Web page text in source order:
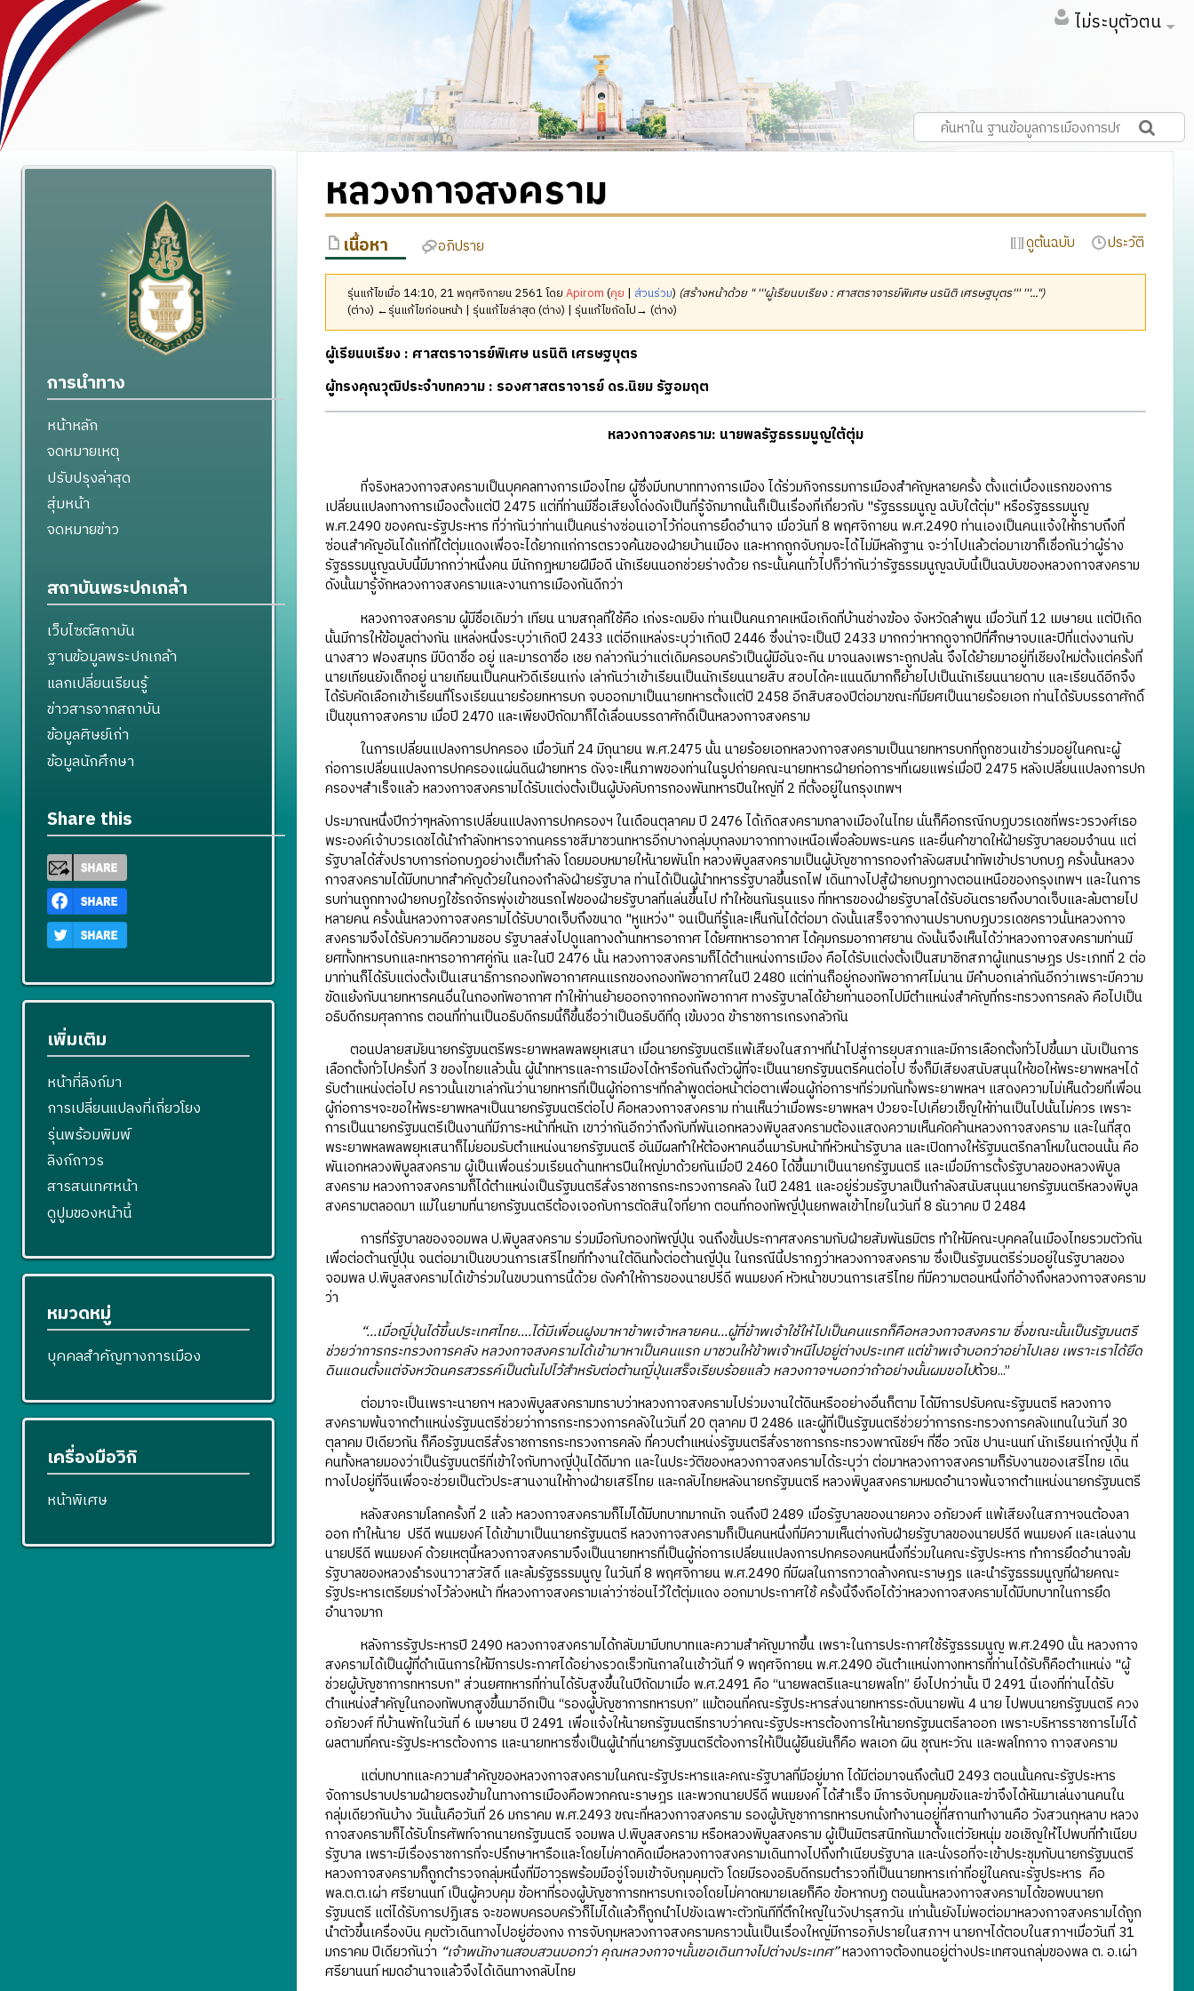
ไม่ระบุตัวตน
หลวงกาจสงคราม
เนื้อหา อภิปราย ดูต้นฉบับ ประวัติ
รุ่นแก้ไขเมื่อ 14:10, 21 พฤศจิกายน 2561 โดยApirom (คุย | ส่วนร่วม) (สร้างหน้าด้วย " '''ผู้เรียนบเรียง : ศาสตราจารย์พิเศษ นรนิติ เศรษฐบุตร''' '''...")
(ต่าง) ←รุ่นแก้ไขก่อนหน้า | รุ่นแก้ไขล่าสุด (ต่าง) | รุ่นแก้ไขถัดไป→ (ต่าง)
ผู้เรียนบเรียง : ศาสตราจารย์พิเศษ นรนิติ เศรษฐบุตร
ผู้ทรงคุณวุฒิประจำบทความ : รองศาสตราจารย์ ดร.นิยม รัฐอมฤต
หลวงกาจสงคราม: นายพลรัฐธรรมนูญใต้ตุ่ม
ที่จริงหลวงกาจสงครามเป็นบุคคลทางการเมืองไทย ผู้ซึ่งมีบทบาททางการเมือง ได้ร่วมกิจกรรมการเมืองสำคัญหลายครั้ง ตั้งแต่เบื้องแรกของการ
เปลี่ยนแปลงทางการเมืองตั้งแต่ปี 2475 แต่ที่ท่านมีชื่อเสียงโด่งดังเป็นที่รู้จักมากนั้นก็เป็นเรื่องที่เกี่ยวกับ "รัฐธรรมนูญ ฉบับใต้ตุ่ม" หรือรัฐธรรมนูญ
พ.ศ.2490 ของคณะรัฐประหาร ที่ว่ากันว่าท่านเป็นคนร่างซ่อนเอาไว้ก่อนการยึดอำนาจ เมื่อวันที่ 8 พฤศจิกายน พ.ศ.2490 ท่านเองเป็นคนแจ้งให้ทราบถึงที่
ซ่อนสำคัญอันได้แก่ที่ใต้ตุ่มแดงเพื่อจะได้ยากแก่การตรวจค้นของฝ่ายบ้านเมือง และหากถูกจับกุมจะได้ไม่มีหลักฐาน จะว่าไปแล้วต่อมาเขาก็เชื่อกันว่าผู้ร่าง
รัฐธรรมนูญฉบับนี้มีมากกว่าหนึ่งคน มีนักกฎหมายฝีมือดี นักเรียนนอกช่วยร่างด้วย กระนั้นคนทั่วไปก็ว่ากันว่ารัฐธรรมนูญฉบับนี้เป็นฉบับของหลวงกาจสงคราม
ดังนั้นมารู้จักหลวงกาจสงครามและงานการเมืองกันดีกว่า
หลวงกาจสงคราม ผู้มีชื่อเดิมว่า เทียน นามสกุลที่ใช้คือ เก่งระดมยิง ท่านเป็นคนภาคเหนือเกิดที่บ้านช่างฆ้อง จังหวัดลำพูน เมื่อวันที่ 12 เมษายน แต่ปีเกิด
นั้นมีการให้ข้อมูลต่างกัน แหล่งหนึ่งระบุว่าเกิดปี 2433 แต่อีกแหล่งระบุว่าเกิดปี 2446 ซึ่งน่าจะเป็นปี 2433 มากกว่าหากดูจากปีที่ศึกษาจบและปีที่แต่งงานกับ
นางสาว ฟองสมุทร มีบิดาชื่อ อยู่ และมารดาชื่อ เชย กล่าวกันว่าแต่เดิมครอบครัวเป็นผู้มีอันจะกิน มาจนลงเพราะถูกปล้น จึงได้ย้ายมาอยู่ที่เชียงใหม่ตั้งแต่ครั้งที่
นายเทียนยังเด็กอยู่ นายเทียนเป็นคนหัวดีเรียนเก่ง เล่ากันว่าเข้าเรียนเป็นนักเรียนนายสิบ สอบได้คะแนนดีมากก็ย้ายไปเป็นนักเรียนนายดาบ และเรียนดีอีกจึง
ได้รับคัดเลือกเข้าเรียนที่โรงเรียนนายร้อยทหารบก จบออกมาเป็นนายทหารตั้งแต่ปี 2458 อีกสิบสองปีต่อมาขณะที่มียศเป็นนายร้อยเอก ท่านได้รับบรรดาศักดิ์
เป็นขุนกาจสงคราม เมื่อปี 2470 และเพียงปีถัดมาก็ได้เลื่อนบรรดาศักดิ์เป็นหลวงกาจสงคราม
ในการเปลี่ยนแปลงการปกครอง เมื่อวันที่ 24 มิถุนายน พ.ศ.2475 นั้น นายร้อยเอกหลวงกาจสงครามเป็นนายทหารบกที่ถูกชวนเข้าร่วมอยู่ในคณะผู้
ก่อการเปลี่ยนแปลงการปกครองแผ่นดินฝ่ายทหาร ดังจะเห็นภาพของท่านในรูปถ่ายคณะนายทหารฝ่ายก่อการฯที่เผยแพร่เมื่อปี 2475 หลังเปลี่ยนแปลงการปก
ครองฯสำเร็จแล้ว หลวงกาจสงครามได้รับแต่งตั้งเป็นผู้บังคับการกองพันทหารปืนใหญ่ที่ 2 ที่ตั้งอยู่ในกรุงเทพฯ
ประมาณหนึ่งปีกว่าๆหลังการเปลี่ยนแปลงการปกครองฯ ในเดือนตุลาคม ปี 2476 ได้เกิดสงครามกลางเมืองในไทย นั่นก็คือกรณีกบฏบวรเดชที่พระวรวงศ์เธอ
พระองค์เจ้าบวรเดชได้นำกำลังทหารจากนครราชสีมาชวนทหารอีกบางกลุ่มบุกลงมาจากทางเหนือเพื่อล้อมพระนคร และยื่นคำขาดให้ฝ่ายรัฐบาลยอมจำนน แต่
รัฐบาลได้สั่งปราบการก่อกบฏอย่างเต็มกำลัง โดยมอบหมายให้นายพันโท หลวงพิบูลสงครามเป็นผู้บัญชาการกองกำลังผสมนำทัพเข้าปราบกบฏ ครั้งนั้นหลวง
กาจสงครามได้มีบทบาทสำคัญด้วยในกองกำลังฝ่ายรัฐบาล ท่านได้เป็นผู้นำทหารรัฐบาลขึ้นรถไฟ เดินทางไปสู้ฝ่ายกบฏทางตอนเหนือของกรุงเทพฯ และในการ
รบท่านถูกทางฝ่ายกบฏใช้รถจักรพุ่งเข้าชนรถไฟของฝ่ายรัฐบาลที่แล่นขึ้นไป ทำให้ชนกันรุนแรง ที่ทหารของฝ่ายรัฐบาลได้รับอันตรายถึงบาดเจ็บและล้มตายไป
หลายคน ครั้งนั้นหลวงกาจสงครามได้รับบาดเจ็บถึงขนาด "หูแหว่ง" จนเป็นที่รู้และเห็นกันได้ต่อมา ดังนั้นเสร็จจากงานปราบกบฏบวรเดชคราวนั้นหลวงกาจ
สงครามจึงได้รับความดีความชอบ รัฐบาลส่งไปดูแลทางด้านทหารอากาศ ได้ยศทหารอากาศ ได้คุมกรมอากาศยาน ดังนั้นจึงเห็นได้ว่าหลวงกาจสงครามท่านมี
ยศทั้งทหารบกและทหารอากาศคู่กัน และในปี 2476 นั้น หลวงกาจสงครามก็ได้ตำแหน่งการเมือง คือได้รับแต่งตั้งเป็นสมาชิกสภาผู้แทนราษฎร ประเภทที่ 2 ต่อ
มาท่านก็ได้รับแต่งตั้งเป็นเสนาธิการกองทัพอากาศคนแรกของกองทัพอากาศในปี 2480 แต่ท่านก็อยู่กองทัพอากาศไม่นาน มีคำบอกเล่ากันอีกว่าเพราะมีความ
ขัดแย้งกับนายทหารคนอื่นในกองทัพอากาศ ทำให้ท่านย้ายออกจากกองทัพอากาศ ทางรัฐบาลได้ย้ายท่านออกไปมีตำแหน่งสำคัญที่กระทรวงการคลัง คือไปเป็น
อธิบดีกรมศุลกากร ตอนที่ท่านเป็นอธิบดีกรมนี้ก็ขึ้นชื่อว่าเป็นอธิบดีที่ดุ เข้มงวด ข้าราชการเกรงกลัวกัน
ตอนปลายสมัยนายกรัฐมนตรีพระยาพหลพลพยุหเสนา เมื่อนายกรัฐมนตรีแพ้เสียงในสภาฯที่นำไปสู่การยุบสภาและมีการเลือกตั้งทั่วไปขึ้นมา นับเป็นการ
เลือกตั้งทั่วไปครั้งที่ 3 ของไทยแล้วนั้น ผู้นำทหารและการเมืองได้หารือกันถึงตัวผู้ที่จะเป็นนายกรัฐมนตรีคนต่อไป ซึ่งก็มีเสียงสนับสนุนให้ขอให้พระยาพหลฯได้
รับตำแหน่งต่อไป คราวนั้นเขาเล่ากันว่านายทหารที่เป็นผู้ก่อการฯที่กล้าพูดต่อหน้าต่อตาเพื่อนผู้ก่อการฯที่ร่วมกันทั้งพระยาพหลฯ แสดงความไม่เห็นด้วยที่เพื่อน
ผู้ก่อการฯจะขอให้พระยาพหลฯเป็นนายกรัฐมนตรีต่อไป คือหลวงกาจสงคราม ท่านเห็นว่าเมื่อพระยาพหลฯ ป่วยจะไปเคี่ยวเข็ญให้ท่านเป็นไปนั้นไม่ควร เพราะ
การเป็นนายกรัฐมนตรีเป็นงานที่มีภาระหน้าที่หนัก เขาว่ากันอีกว่าถึงกับที่พันเอกหลวงพิบูลสงครามต้องแสดงความเห็นคัดค้านหลวงกาจสงคราม และในที่สุด
พระยาพหลพลพยุหเสนาก็ไม่ยอมรับตำแหน่งนายกรัฐมนตรี อันมีผลทำให้ต้องหาคนอื่นมารับหน้าที่หัวหน้ารัฐบาล และเปิดทางให้รัฐมนตรีกลาโหมในตอนนั้น คือ
พันเอกหลวงพิบูลสงคราม ผู้เป็นเพื่อนร่วมเรียนด้านทหารปืนใหญ่มาด้วยกันเมื่อปี 2460 ได้ขึ้นมาเป็นนายกรัฐมนตรี และเมื่อมีการตั้งรัฐบาลของหลวงพิบูล
สงคราม หลวงกาจสงครามก็ได้ตำแหน่งเป็นรัฐมนตรีสั่งราชการกระทรวงการคลัง ในปี 2481 และอยู่ร่วมรัฐบาลเป็นกำลังสนับสนุนนายกรัฐมนตรีหลวงพิบูล
สงครามตลอดมา แม้ในยามที่นายกรัฐมนตรีต้องเจอกับการตัดสินใจที่ยาก ตอนที่กองทัพญี่ปุ่นยกพลเข้าไทยในวันที่ 8 ธันวาคม ปี 2484
การที่รัฐบาลของจอมพล ป.พิบูลสงคราม ร่วมมือกับกองทัพญี่ปุ่น จนถึงขั้นประกาศสงครามกับฝ่ายสัมพันธมิตร ทำให้มีคณะบุคคลในเมืองไทยรวมตัวกัน
เพื่อต่อต้านญี่ปุ่น จนต่อมาเป็นขบวนการเสรีไทยที่ทำงานใต้ดินทั้งต่อต้านญี่ปุ่น ในกรณีนี้ปรากฏว่าหลวงกาจสงคราม ซึ่งเป็นรัฐมนตรีร่วมอยู่ในรัฐบาลของ
จอมพล ป.พิบูลสงครามได้เข้าร่วมในขบวนการนี้ด้วย ดังคำให้การของนายปรีดี พนมยงค์ หัวหน้าขบวนการเสรีไทย ที่มีความตอนหนึ่งที่อ้างถึงหลวงกาจสงคราม
ว่า
“...เมื่อญี่ปุ่นได้ขึ้นประเทศไทย....ได้มีเพื่อนฝูงมาหาข้าพเจ้าหลายคน...ผู้ที่ข้าพเจ้าใช้ให้ไปเป็นคนแรกก็คือหลวงกาจสงคราม ซึ่งขณะนั้นเป็นรัฐมนตรี
ช่วยว่าการกระทรวงการคลัง หลวงกาจสงครามได้เข้ามาหาเป็นคนแรก มาชวนให้ข้าพเจ้าหนีไปอยู่ต่างประเทศ แต่ข้าพเจ้าบอกว่าอย่าไปเลย เพราะเราได้ยึด
ดินแดนตั้งแต่จังหวัดนครสวรรค์เป็นต้นไปไว้สำหรับต่อต้านญี่ปุ่นเสร็จเรียบร้อยแล้ว หลวงกาจฯบอกว่าถ้าอย่างนั้นผมขอไปด้วย...”
ต่อมาจะเป็นเพราะนายกฯ หลวงพิบูลสงครามทราบว่าหลวงกาจสงครามไปร่วมงานใต้ดินหรืออย่างอื่นก็ตาม ได้มีการปรับคณะรัฐมนตรี หลวงกาจ
สงครามพ้นจากตำแหน่งรัฐมนตรีช่วยว่าการกระทรวงการคลังในวันที่ 20 ตุลาคม ปี 2486 และผู้ที่เป็นรัฐมนตรีช่วยว่าการกระทรวงการคลังแทนในวันที่ 30
ตุลาคม ปีเดียวกัน ก็คือรัฐมนตรีสั่งราชการกระทรวงการคลัง ที่ควบตำแหน่งรัฐมนตรีสั่งราชการกระทรวงพาณิชย์ฯ ที่ชื่อ วณิช ปานะนนท์ นักเรียนเก่าญี่ปุ่น ที่
คนทั้งหลายมองว่าเป็นรัฐมนตรีที่เข้าใจกับทางญี่ปุ่นได้ดีมาก และในประวัติของหลวงกาจสงครามได้ระบุว่า ต่อมาหลวงกาจสงครามก็รับงานของเสรีไทย เดิน
ทางไปอยู่ที่จีนเพื่อจะช่วยเป็นตัวประสานงานให้ทางฝ่ายเสรีไทย และกลับไทยหลังนายกรัฐมนตรี หลวงพิบูลสงครามหมดอำนาจพ้นจากตำแหน่งนายกรัฐมนตรี
หลังสงครามโลกครั้งที่ 2 แล้ว หลวงกาจสงครามก็ไม่ได้มีบทบาทมากนัก จนถึงปี 2489 เมื่อรัฐบาลของนายควง อภัยวงศ์ แพ้เสียงในสภาฯจนต้องลา
ออก ทำให้นาย ปรีดี พนมยงค์ ได้เข้ามาเป็นนายกรัฐมนตรี หลวงกาจสงครามก็เป็นคนหนึ่งที่มีความเห็นต่างกับฝ่ายรัฐบาลของนายปรีดี พนมยงค์ และเล่นงาน
นายปรีดี พนมยงค์ ด้วยเหตุนี้หลวงกาจสงครามจึงเป็นนายทหารที่เป็นผู้ก่อการเปลี่ยนแปลงการปกครองคนหนึ่งที่ร่วมในคณะรัฐประหาร ทำการยึดอำนาจล้ม
รัฐบาลของหลวงธำรงนาวาสวัสดิ์ และล้มรัฐธรรมนูญ ในวันที่ 8 พฤศจิกายน พ.ศ.2490 ที่มีผลในการกวาดล้างคณะราษฎร และนำรัฐธรรมนูญที่ฝ่ายคณะ
รัฐประหารเตรียมร่างไว้ล่วงหน้า ที่หลวงกาจสงครามเล่าว่าซ่อนไว้ใต้ตุ่มแดง ออกมาประกาศใช้ ครั้งนี้จึงถือได้ว่าหลวงกาจสงครามได้มีบทบาทในการยึด
อำนาจมาก
หลังการรัฐประหารปี 2490 หลวงกาจสงครามได้กลับมามีบทบาทและความสำคัญมากขึ้น เพราะในการประกาศใช้รัฐธรรมนูญ พ.ศ.2490 นั้น หลวงกาจ
สงครามได้เป็นผู้ที่ดำเนินการให้มีการประกาศได้อย่างรวดเร็วทันกาลในเช้าวันที่ 9 พฤศจิกายน พ.ศ.2490 อันตำแหน่งทางทหารที่ท่านได้รับก็คือตำแหน่ง "ผู้
ช่วยผู้บัญชาการทหารบก" ส่วนยศทหารที่ท่านได้รับสูงขึ้นในปีถัดมาเมื่อ พ.ศ.2491 คือ “นายพลตรีและนายพลโท” ยิ่งไปกว่านั้น ปี 2491 นี่เองที่ท่านได้รับ
ตำแหน่งสำคัญในกองทัพบกสูงขึ้นมาอีกเป็น “รองผู้บัญชาการทหารบก” แม้ตอนที่คณะรัฐประหารส่งนายทหารระดับนายพัน 4 นาย ไปพบนายกรัฐมนตรี ควง
อภัยวงศ์ ที่บ้านพักในวันที่ 6 เมษายน ปี 2491 เพื่อแจ้งให้นายกรัฐมนตรีทราบว่าคณะรัฐประหารต้องการให้นายกรัฐมนตรีลาออก เพราะบริหารราชการไม่ได้
ผลตามที่คณะรัฐประหารต้องการ และนายทหารซึ่งเป็นผู้นำที่นายกรัฐมนตรีต้องการให้เป็นผู้ยืนยันก็คือ พลเอก ผิน ชุณหะวัณ และพลโทกาจ กาจสงคราม
แต่บทบาทและความสำคัญของหลวงกาจสงครามในคณะรัฐประหารและคณะรัฐบาลที่มีอยู่มาก ได้มีต่อมาจนถึงต้นปี 2493 ตอนนั้นคณะรัฐประหาร
จัดการปราบปรามฝ่ายตรงข้ามในทางการเมืองคือพวกคณะราษฎร และพวกนายปรีดี พนมยงค์ ได้สำเร็จ มีการจับกุมคุมขังและฆ่าจึงได้หันมาเล่นงานคนใน
กลุ่มเดียวกันบ้าง วันนั้นคือวันที่ 26 มกราคม พ.ศ.2493 ขณะที่หลวงกาจสงคราม รองผู้บัญชาการทหารบกนั่งทำงานอยู่ที่สถานทำงานคือ วังสวนกุหลาบ หลวง
กาจสงครามก็ได้รับโทรศัพท์จากนายกรัฐมนตรี จอมพล ป.พิบูลสงคราม หรือหลวงพิบูลสงคราม ผู้เป็นมิตรสนิทกันมาตั้งแต่วัยหนุ่ม ขอเชิญให้ไปพบที่ทำเนียบ
รัฐบาล เพราะมีเรื่องราชการที่จะปรึกษาหารือและโดยไม่คาดคิดเมื่อหลวงกาจสงครามเดินทางไปถึงทำเนียบรัฐบาล และนั่งรอที่จะเข้าประชุมกับนายกรัฐมนตรี
หลวงกาจสงครามก็ถูกตำรวจกลุ่มหนึ่งที่มีอาวุธพร้อมมือจู่โจมเข้าจับกุมคุมตัว โดยมีรองอธิบดีกรมตำรวจที่เป็นนายทหารเก่าที่อยู่ในคณะรัฐประหาร คือ
พล.ต.ต.เผ่า ศรียานนท์ เป็นผู้ควบคุม ข้อหาที่รองผู้บัญชาการทหารบกเจอโดยไม่คาดหมายเลยก็คือ ข้อหากบฏ ตอนนั้นหลวงกาจสงครามได้ขอพบนายก
รัฐมนตรี แต่ได้รับการปฏิเสธ จะขอพบครอบครัวก็ไม่ได้แล้วก็ถูกนำไปขังเฉพาะตัวทันทีที่ตึกใหญ่ในวังปารุสกวัน เท่านั้นยังไม่พอต่อมาหลวงกาจสงครามได้ถูก
นำตัวขึ้นเครื่องบิน คุมตัวเดินทางไปอยู่ฮ่องกง การจับกุมหลวงกาจสงครามคราวนั้นเป็นเรื่องใหญ่มีการอภิปรายในสภาฯ นายกฯได้ตอบในสภาฯเมื่อวันที่ 31
มกราคม ปีเดียวกันว่า “เจ้าพนักงานสอบสวนบอกว่า คุณหลวงกาจฯนั้นขอเดินทางไปต่างประเทศ”หลวงกาจต้องทนอยู่ต่างประเทศจนกลุ่มของพล ต. อ.เผ่า
ศรียานนท์ หมดอำนาจแล้วจึงได้เดินทางกลับไทย
การนำทาง
หน้าหลัก
จดหมายเหตุ
ปรับปรุงล่าสุด
สุ่มหน้า
จดหมายข่าว
สถาบันพระปกเกล้า
เว็บไซต์สถาบัน
ฐานข้อมูลพระปกเกล้า
แลกเปลี่ยนเรียนรู้
ข่าวสารจากสถาบัน
ข้อมูลศิษย์เก่า
ข้อมูลนักศึกษา
Share this
เพิ่มเติม
หน้าที่ลิงก์มา
การเปลี่ยนแปลงที่เกี่ยวโยง
รุ่นพร้อมพิมพ์
ลิงก์ถาวร
สารสนเทศหน้า
ดูปูมของหน้านี้
หมวดหมู่
บุคคลสำคัญทางการเมือง
เครื่องมือวิกิ
หน้าพิเศษ